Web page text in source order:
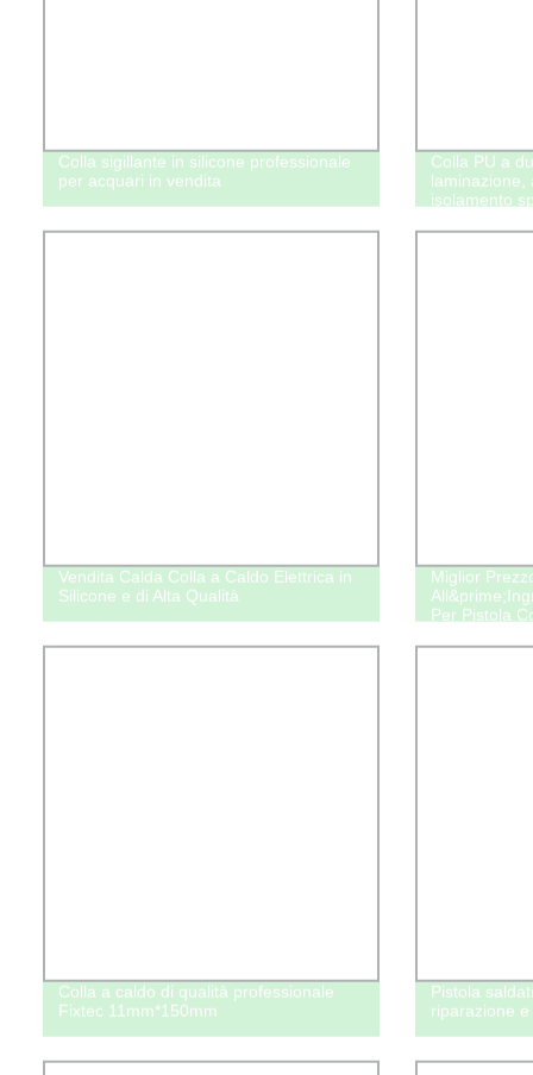
Colla sigillante in silicone professionale
per acquari in vendita
Colla PU a
laminazione,
isolamento
Vendita Calda Colla a Caldo Elettrica in
Silicone e di Alta Qualità
Miglior
Per Pistola
Colla a caldo di qualità professionale
Fixtec 11mm*150mm
Pistola
riparazione